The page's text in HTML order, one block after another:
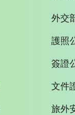
外交
護照
簽證
文件
旅外